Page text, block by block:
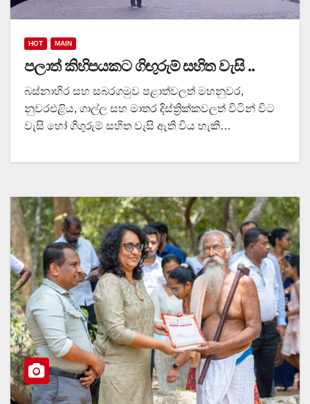
HOT MAIN
පලාත් කිහිපයකට ගිඟුරුම් සහිත වැසි ..
බස්නාහිර සහ සබරගමුව පළාත්වලත් මහනුවර,
නුවරඑළිය, ගාල්ල සහ මාතර දිස්ත්‍රික්කවලත් විටින් විට
වැසි හෝ ගිගුරුම් සහිත වැසි ඇති විය හැකි…